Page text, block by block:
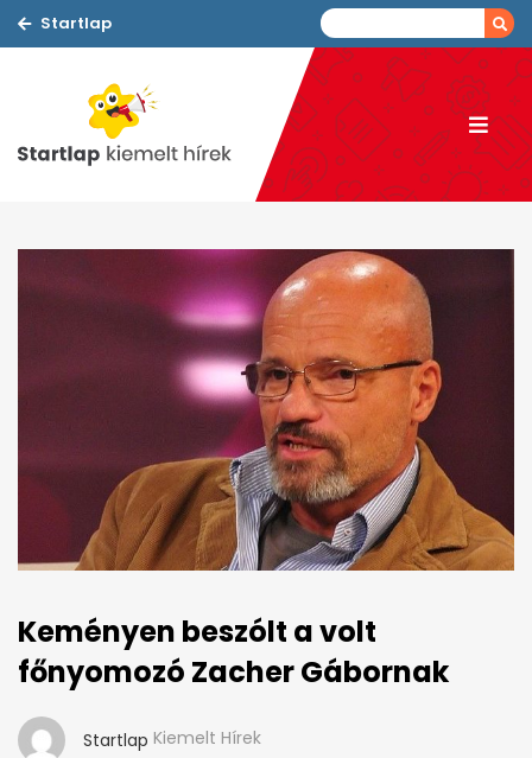
Startlap
Keményen beszólt a volt
főnyomozó Zacher Gábornak
Startlap Kiemelt Hírek